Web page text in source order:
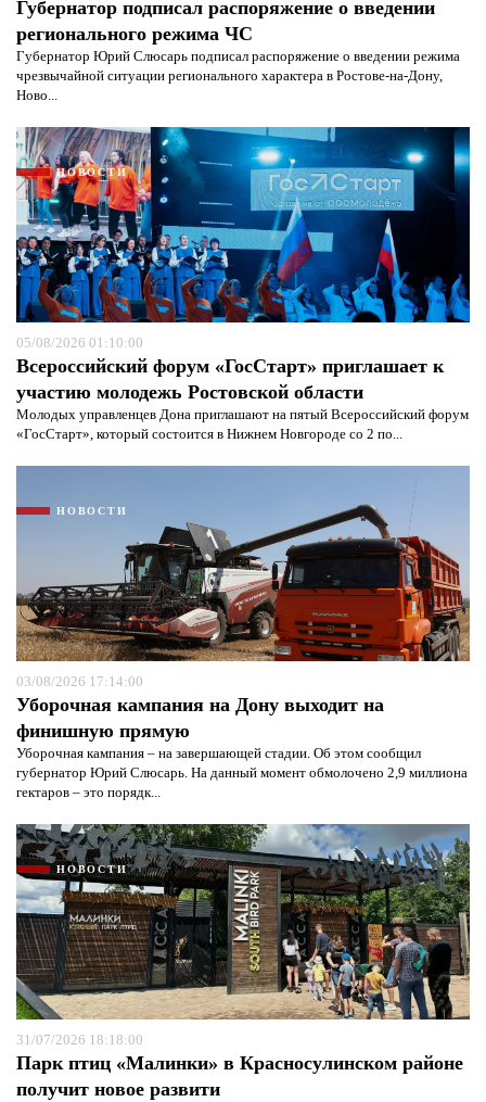
Губернатор подписал распоряжение о введении
регионального режима ЧС
Губернатор Юрий Слюсарь подписал распоряжение о введении режима
чрезвычайной ситуации регионального характера в Ростове-на-Дону,
Ново...
НОВОСТИ
05/08/2026 01:10:00
Всероссийский форум «ГосСтарт» приглашает к
участию молодежь Ростовской области
Молодых управленцев Дона приглашают на пятый Всероссийский форум
«ГосСтарт», который состоится в Нижнем Новгороде со 2 по...
НОВОСТИ
03/08/2026 17:14:00
Уборочная кампания на Дону выходит на
финишную прямую
Уборочная кампания – на завершающей стадии. Об этом сообщил
губернатор Юрий Слюсарь. На данный момент обмолочено 2,9 миллиона
гектаров – это порядк...
НОВОСТИ
31/07/2026 18:18:00
Парк птиц «Малинки» в Красносулинском районе
получит новое развити
Я согласен сполитикой конфиденциальности и
защиты информации*
Я согласен сполитикой конфиденциальности и
защиты информации*